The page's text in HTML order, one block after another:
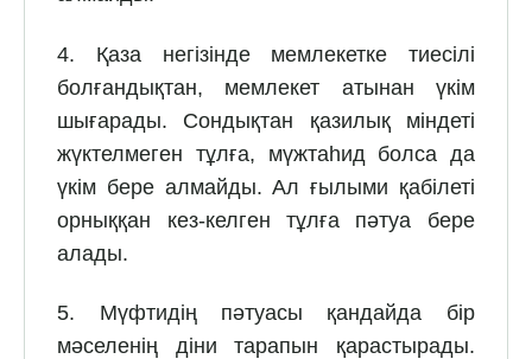
4. Қаза негізінде мемлекетке тиесілі
болғандықтан, мемлекет атынан үкім
шығарады. Сондықтан қазилық міндеті
жүктелмеген тұлға, мүжтаһид болса да
үкім бере алмайды. Ал ғылыми қабілеті
орныққан кез-келген тұлға пәтуа бере
алады.
5. Мүфтидің пәтуасы қандайда бір
мәселенің діни тарапын қарастырады.